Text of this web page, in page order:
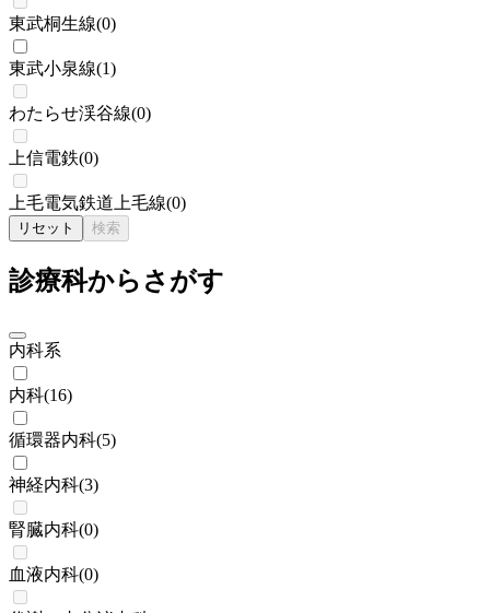
東武桐生線(0)
東武小泉線(1)
わたらせ渓谷線(0)
上信電鉄(0)
上毛電気鉄道上毛線(0)
リセット 検索
診療科からさがす
内科系
内科(16)
循環器内科(5)
神経内科(3)
腎臓内科(0)
血液内科(0)